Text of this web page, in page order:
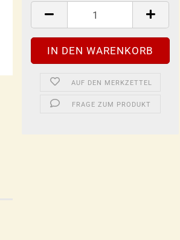
Satz
AUF DEN MERKZETTEL
FRAGE ZUM PRODUKT